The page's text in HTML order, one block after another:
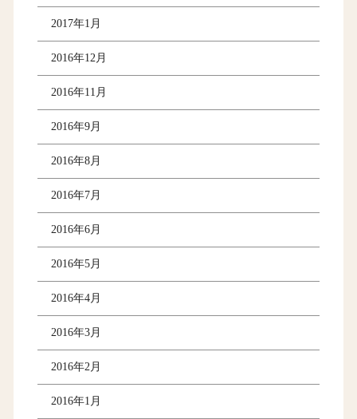
2017年1月
2016年12月
2016年11月
2016年9月
2016年8月
2016年7月
2016年6月
2016年5月
2016年4月
2016年3月
2016年2月
2016年1月